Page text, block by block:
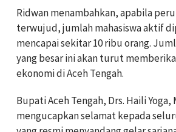
Ridwan menambahkan, apabila
terwujud, jumlah mahasiswa aktif
mencapai sekitar 10 ribu orang.
yang besar ini akan turut
ekonomi di Aceh Tengah.
Bupati Aceh Tengah, Drs. Haili Yoga,
mengucapkan selamat kepada